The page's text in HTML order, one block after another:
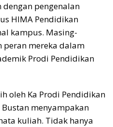
dengan pengenalan
HIMA Pendidikan
kampus. Masing-
peran mereka dalam
Prodi Pendidikan
oleh Ka Prodi Pendidikan
Bustan menyampakan
kuliah. Tidak hanya